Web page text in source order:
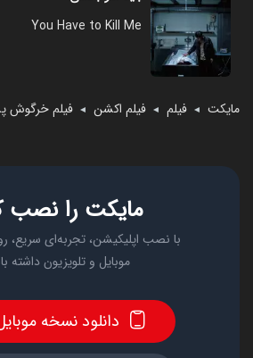
مایکت ◄ فیلم ◄ فیلم اکشن ◄ فیلم خرگوش
You Have to Kill Me
مایکت را نصب
با نصب اپلیکیشن، تجربه‌ای سریع،
موبایل و تلویزیون داشته
دانلود نسخه